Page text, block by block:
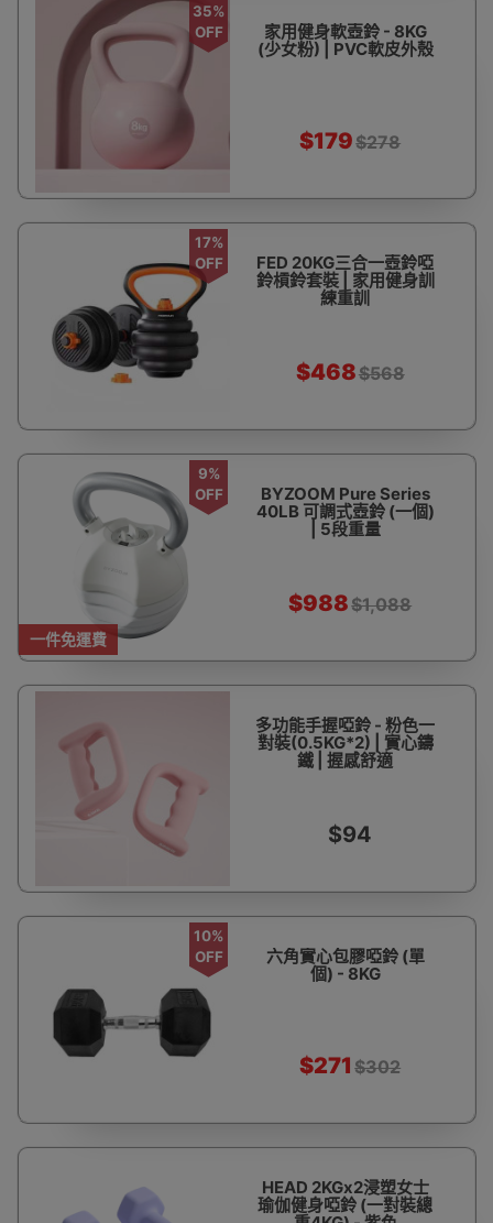
35%
OFF
家用健身軟壺鈴 - 8KG
(少女粉) | PVC軟皮外殼
$179$278
17%
OFF
FED 20KG三合一壺鈴啞
鈴槓鈴套裝 | 家用健身訓
練重訓
$468$568
一件免運費
9%
OFF
BYZOOM Pure Series
40LB 可調式壺鈴 (一個)
| 5段重量
$988$1,088
多功能手握啞鈴 - 粉色一
對裝(0.5KG*2) | 實心鑄
鐵 | 握感舒適
$94
10%
OFF
六角實心包膠啞鈴 (單
個) - 8KG
$271 $302
HEAD 2KGx2浸塑女士
瑜伽健身啞鈴 (一對裝總